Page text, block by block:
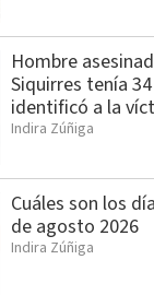
Hombre
Siquirres tenía
identificó a la
Indira Zúñiga
Cuáles son los
de agosto 2026
Indira Zúñiga